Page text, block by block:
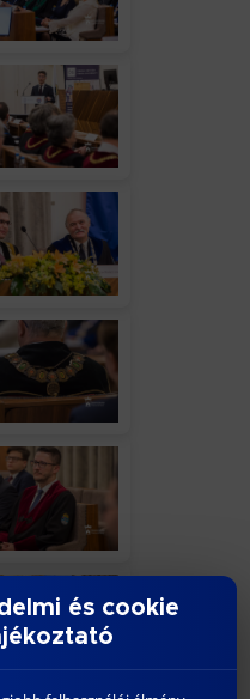
és cookie